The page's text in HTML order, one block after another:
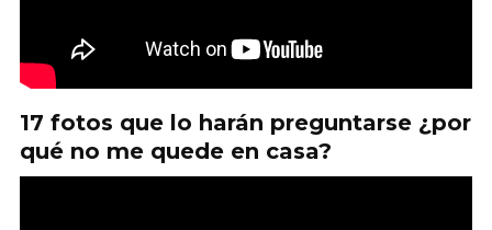
17 fotos que lo harán preguntarse ¿por
qué no me quede en casa?